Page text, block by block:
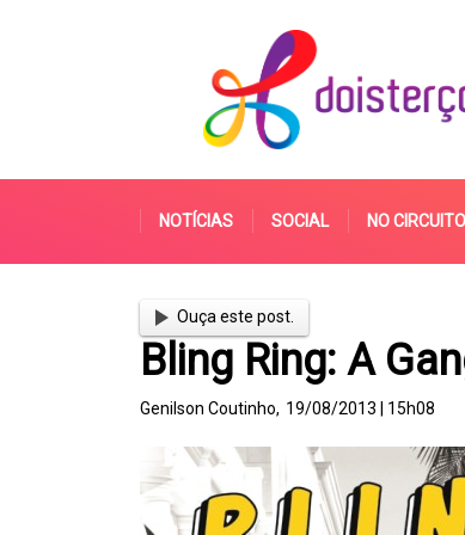
NOTÍCIAS SOCIAL NO CIRCUITO
Ouça este post.
Bling Ring: A
Genilson Coutinho, 19/08/2013 | 15h08